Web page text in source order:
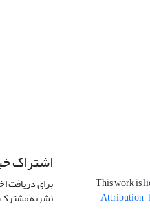
This work is
Attribution-
اشتراک
برای دریافت
نشریه